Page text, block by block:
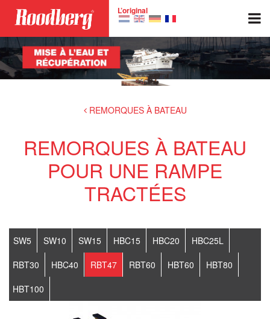
Skip to main content L’original
REMORQUES À BATEAU
REMORQUES À BATEAU
POUR UNE RAMPE
TRACTÉES
SW5 SW10 SW15 HBC15 HBC20
HBC25L
RBT30
HBC40 RBT47 RBT60 HBT60
HBT80
HBT100